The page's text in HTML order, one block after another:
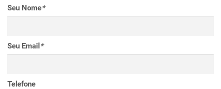
Seu Nome*
Seu Email *
Telefone